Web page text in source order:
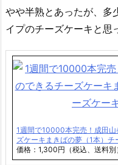
やや半熟とあったが、多
イプのチーズケーキと思
1週間で10000本完売！成田山
ズケーキまきばの夢（1本）
価格：1,300円（税込、送料別